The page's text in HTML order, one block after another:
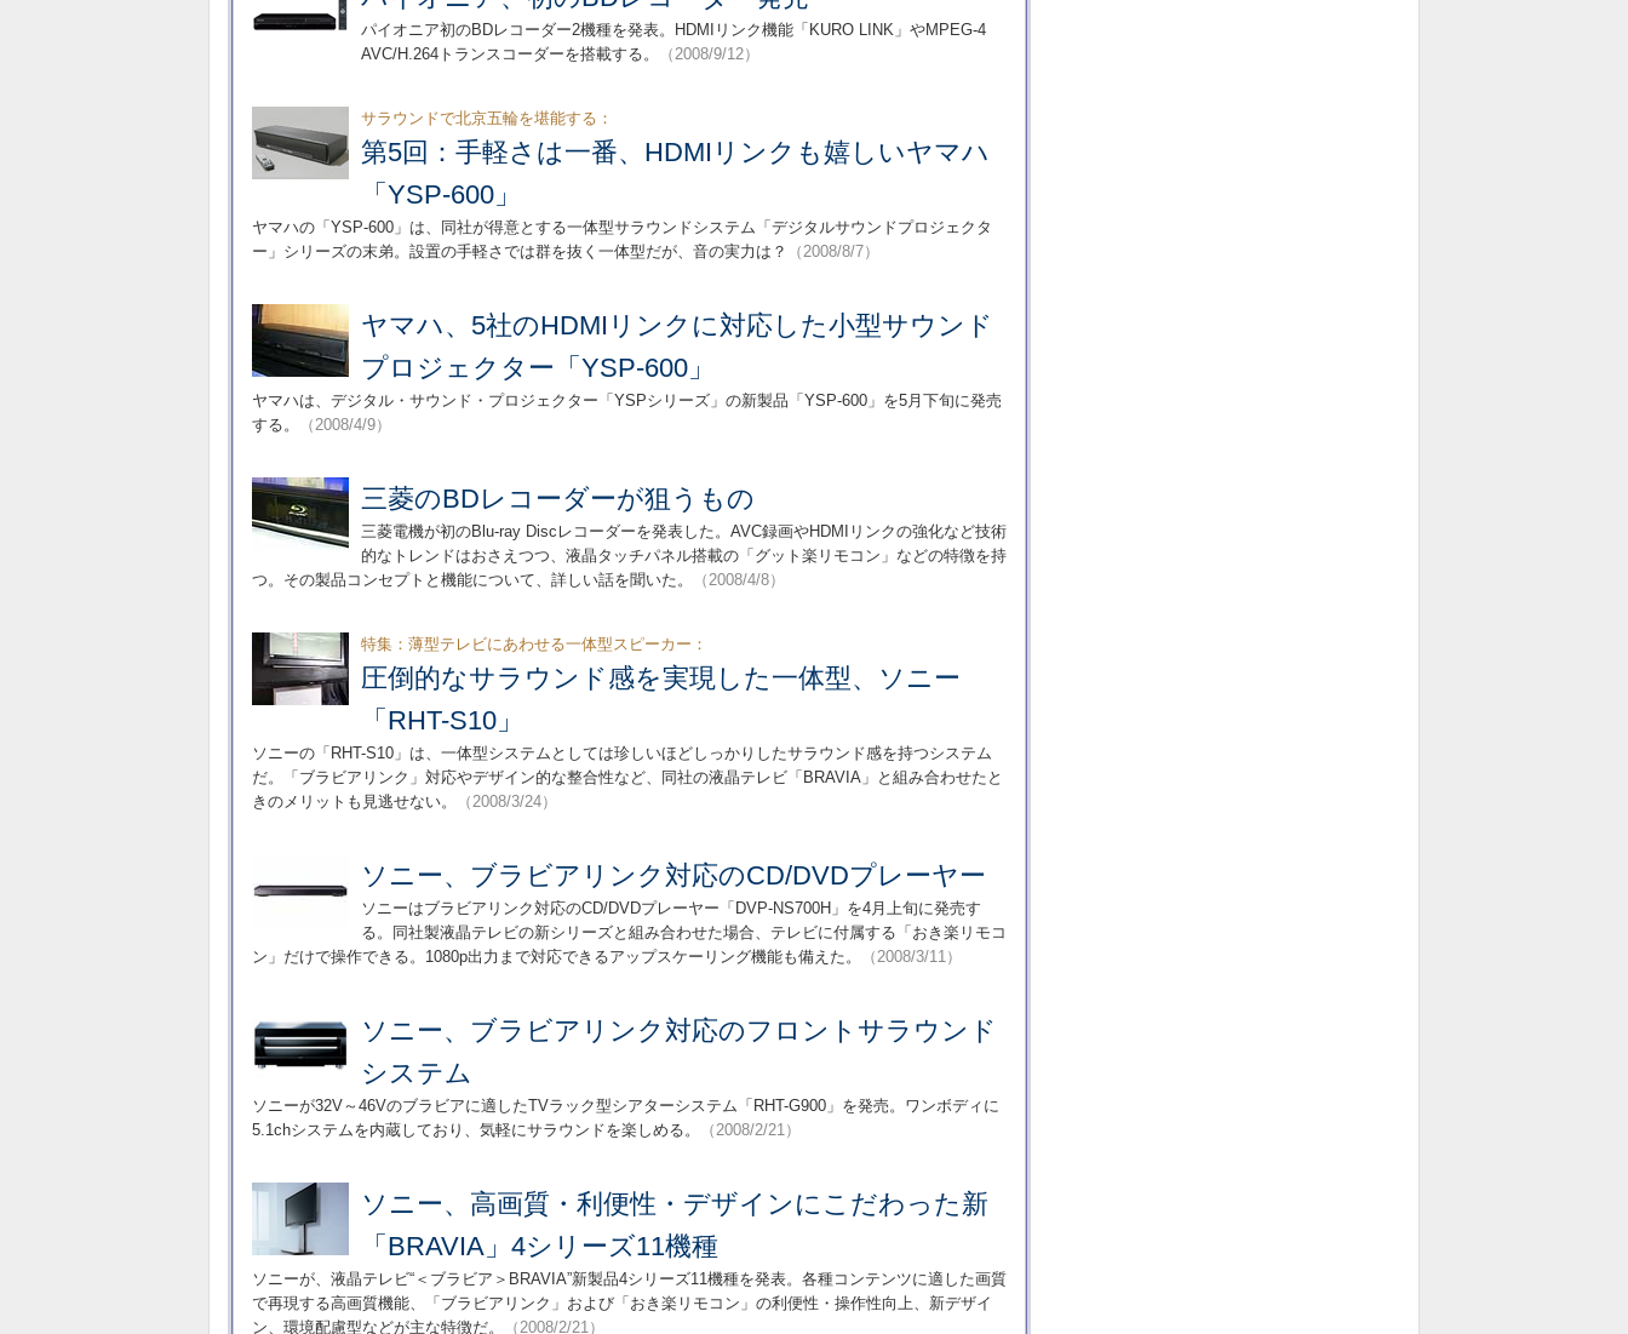
パイオニア初のBDレコーダー2機種を発表。HDMIリンク機能「KURO LINK」やMPEG-4
AVC/H.264トランスコーダーを搭載する。
（2008/9/12）
サラウンドで北京五輪を堪能する：
第5回：手軽さは一番、HDMIリンクも嬉しいヤマハ
「YSP-600」
ヤマハの「YSP-600」は、同社が得意とする一体型サラウンドシステム「デジタルサウンドプロジェクタ
ー」シリーズの末弟。設置の手軽さでは群を抜く一体型だが、音の実力は？
（2008/8/7）
ヤマハ、5社のHDMIリンクに対応した小型サウンド
プロジェクター「YSP-600」
ヤマハは、デジタル・サウンド・プロジェクター「YSPシリーズ」の新製品「YSP-600」を5月下旬に発売
する。
（2008/4/9）
三菱のBDレコーダーが狙うもの
三菱電機が初のBlu-ray Discレコーダーを発表した。AVC録画やHDMIリンクの強化など技術
的なトレンドはおさえつつ、液晶タッチパネル搭載の「グット楽リモコン」などの特徴を持
つ。その製品コンセプトと機能について、詳しい話を聞いた。
（2008/4/8）
特集：薄型テレビにあわせる一体型スピーカー：
圧倒的なサラウンド感を実現した一体型、ソニー
「RHT-S10」
ソニーの「RHT-S10」は、一体型システムとしては珍しいほどしっかりしたサラウンド感を持つシステム
だ。「ブラビアリンク」対応やデザイン的な整合性など、同社の液晶テレビ「BRAVIA」と組み合わせたと
きのメリットも見逃せない。
（2008/3/24）
ソニー、ブラビアリンク対応のCD/DVDプレーヤー
ソニーはブラビアリンク対応のCD/DVDプレーヤー「DVP-NS700H」を4月上旬に発売す
る。同社製液晶テレビの新シリーズと組み合わせた場合、テレビに付属する「おき楽リモコ
ン」だけで操作できる。1080p出力まで対応できるアップスケーリング機能も備えた。
（2008/3/11）
ソニー、ブラビアリンク対応のフロントサラウンド
システム
ソニーが32V～46Vのブラビアに適したTVラック型シアターシステム「RHT-G900」を発売。ワンボディに
5.1chシステムを内蔵しており、気軽にサラウンドを楽しめる。
（2008/2/21）
ソニー、高画質・利便性・デザインにこだわった新
「BRAVIA」4シリーズ11機種
ソニーが、液晶テレビ“＜ブラビア＞BRAVIA”新製品4シリーズ11機種を発表。各種コンテンツに適した画質
で再現する高画質機能、「ブラビアリンク」および「おき楽リモコン」の利便性・操作性向上、新デザイ
ン、環境配慮型などが主な特徴だ。
（2008/2/21）